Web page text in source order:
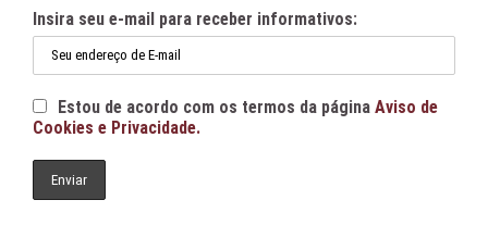
Insira seu e-mail para receber informativos:
Estou de acordo com os termos da página Aviso de
Cookies e Privacidade.